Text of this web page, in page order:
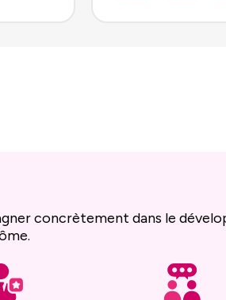
concrètement dans le